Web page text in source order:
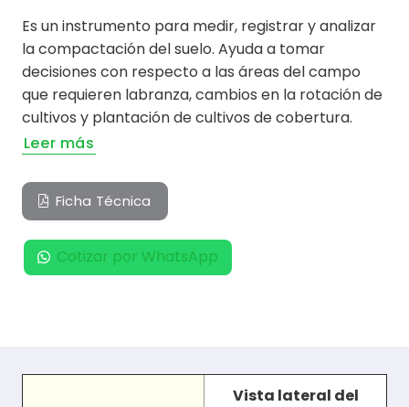
Es un instrumento para medir, registrar y analizar
la compactación del suelo. Ayuda a tomar
decisiones con respecto a las áreas del campo
que requieren labranza, cambios en la rotación de
cultivos y plantación de cultivos de cobertura.
Leer más
Ficha Técnica
Cotizar por WhatsApp
Vista lateral del